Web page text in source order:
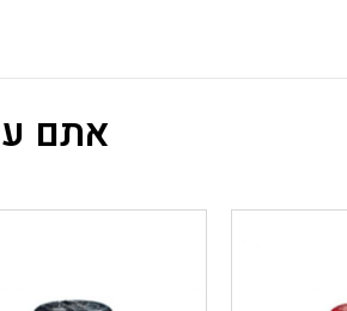
אתם